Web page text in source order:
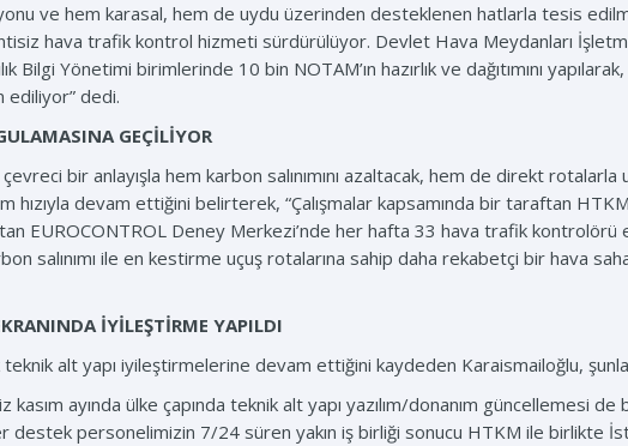
ve hem karasal, hem de uydu üzerinden desteklenen hatlarla tesis
hava trafik kontrol hizmeti sürdürülüyor. Devlet Hava Meydanları
Bilgi Yönetimi birimlerinde 10 bin NOTAM’ın hazırlık ve dağıtımını
dedi.
GEÇİLİYOR
bir anlayışla hem karbon salınımını azaltacak, hem de direkt
hızıyla devam ettiğini belirterek, “Çalışmalar kapsamında bir taraftan
EUROCONTROL Deney Merkezi’nde her hafta 33 hava trafik kontrolörü
salınımı ile en kestirme uçuş rotalarına sahip daha rekabetçi bir hava
İYİLEŞTİRME YAPILDI
teknik alt yapı iyileştirmelerine devam ettiğini kaydeden Karaismailoğlu,
kasım ayında ülke çapında teknik alt yapı yazılım/donanım güncellemesi
destek personelimizin 7/24 süren yakın iş birliği sonucu HTKM ile birlikte